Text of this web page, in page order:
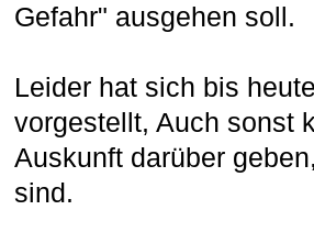
Gefahr" ausgehen soll.
Leider hat sich bis
vorgestellt, Auch sonst
Auskunft darüber
sind.